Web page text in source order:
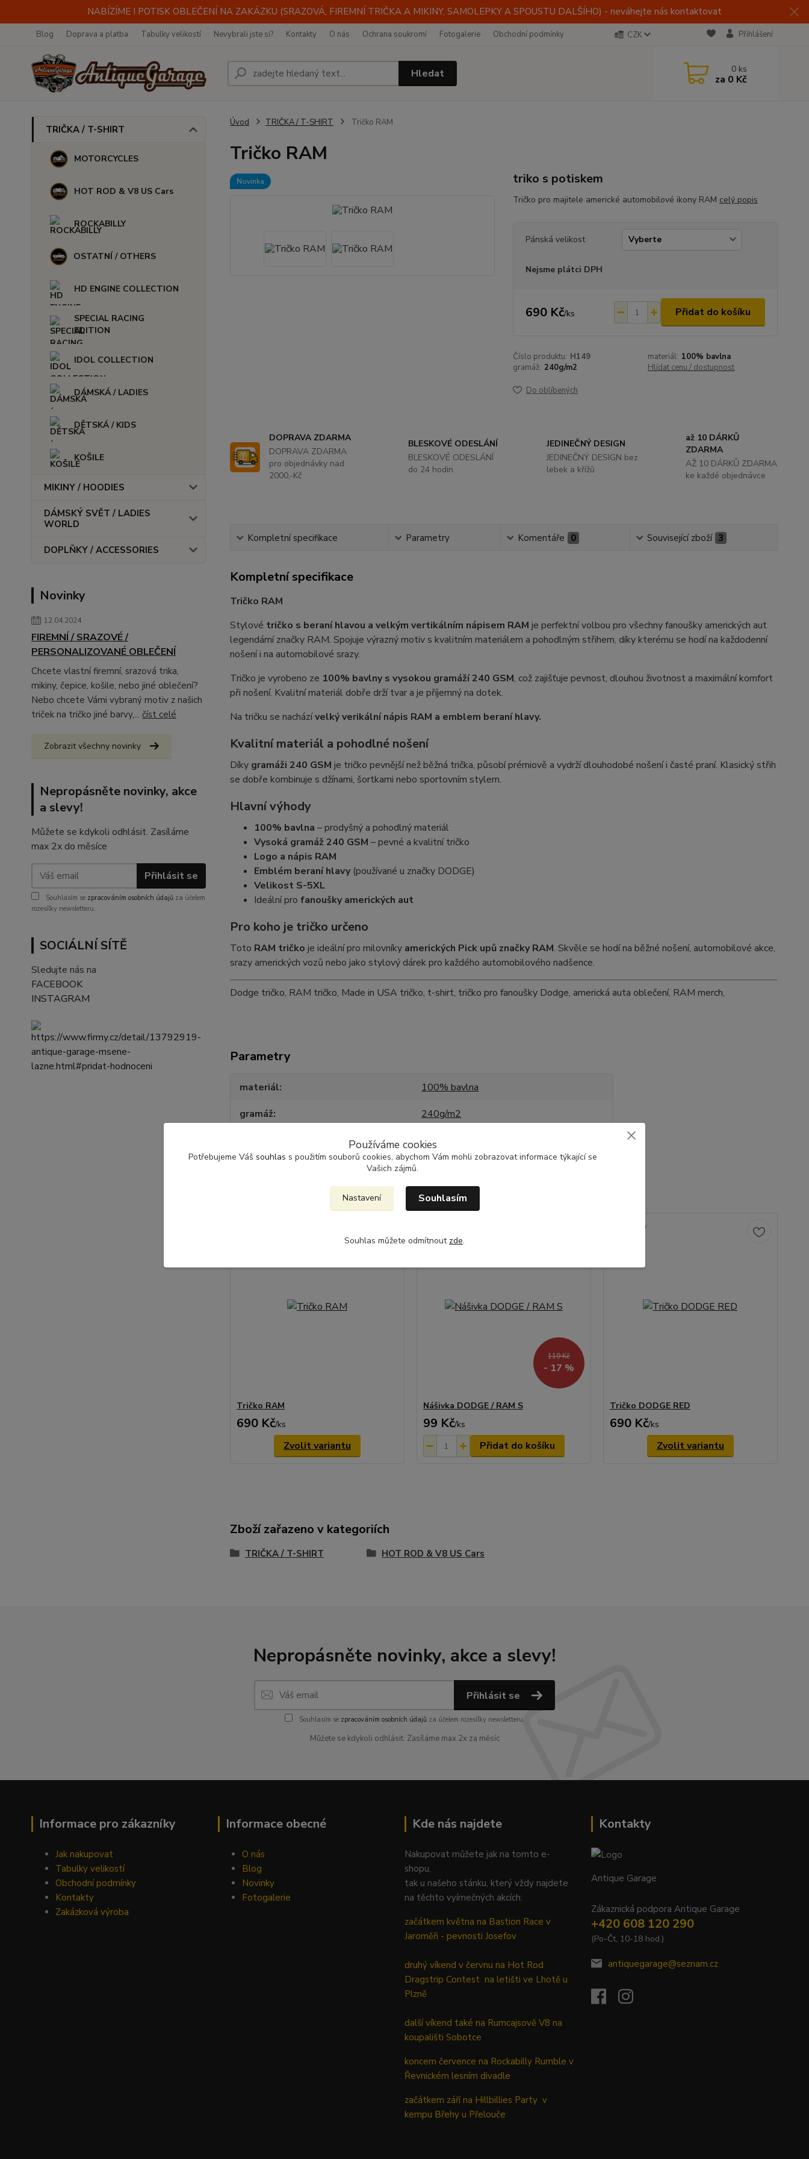
NABÍZÍME I POTISK OBLEČENÍ NA ZAKÁZKU (SRAZOVÁ, FIREMNÍ TRIČKA A MIKINY, SAMOLEPKY A SPOUSTU DALŠÍHO) - neváhejte nás kontaktovat
Blog Doprava a platba Tabulky velikostí Nevybrali jste si? Kontakty O nás Ochrana soukromí Fotogalerie Obchodní podmínky CZK Přihlášení
Hledat 0 ks
za 0 Kč
TRIČKA / T-SHIRT
MOTORCYCLES
HOT ROD & V8 US Cars
ROCKABILLY
OSTATNÍ / OTHERS
HD ENGINE COLLECTION
SPECIAL RACING
EDITION
IDOL COLLECTION
DÁMSKÁ / LADIES
DĚTSKÁ / KIDS
KOŠILE
MIKINY / HOODIES
DÁMSKÝ SVĚT / LADIES
WORLD
DOPLŇKY / ACCESSORIES
Novinky
12.04.2024
FIREMNÍ / SRAZOVÉ /
PERSONALIZOVANÉ OBLEČENÍ
Chcete vlastní firemní, srazová trika,
mikiny, čepice, košile, nebo jiné oblečení?
Nebo chcete Vámi vybraný motiv z našich
triček na tričko jiné barvy,... číst celé
Zobrazit všechny novinky
Nepropásněte novinky, akce
a slevy!
Můžete se kdykoli odhlásit. Zasíláme
max 2x do měsíce
Přihlásit se
Souhlasím se zpracováním osobních údajů za účelem
rozesílky newsletteru.
SOCIÁLNÍ SÍTĚ
Sledujte nás na
FACEBOOK
INSTAGRAM
Úvod TRIČKA / T-SHIRT Tričko RAM
Tričko RAM
Novinka triko s potiskem
Tričko pro majitele americké automobilové ikony RAM celý popis
Pánská velikost
Nejsme plátci DPH
690 Kč/ks Přidat do košíku
Číslo produktu: H149 materiál: 100% bavlna
gramáž: 240g/m2 Hlídat cenu / dostupnost
Do oblíbených
DOPRAVA ZDARMA
DOPRAVA ZDARMA
pro objednávky nad
2000,-Kč
BLESKOVÉ ODESLÁNÍ
BLESKOVÉ ODESLÁNÍ
do 24 hodin
JEDINEČNÝ DESIGN
JEDINEČNÝ DESIGN bez
lebek a křížů
až 10 DÁRKŮ
ZDARMA
AŽ 10 DÁRKŮ ZDARMA
ke každé objednávce
Kompletní specifikace Parametry Komentáře 0 Související zboží 3
Kompletní specifikace
Tričko RAM
Stylové tričko s beraní hlavou a velkým vertikálním nápisem RAM je perfektní volbou pro všechny fanoušky amerických aut
legendární značky RAM. Spojuje výrazný motiv s kvalitním materiálem a pohodlným střihem, díky kterému se hodí na každodenní
nošení i na automobilové srazy.
Tričko je vyrobeno ze 100% bavlny s vysokou gramáží 240 GSM, což zajišťuje pevnost, dlouhou životnost a maximální komfort
při nošení. Kvalitní materiál dobře drží tvar a je příjemný na dotek.
Na tričku se nacházívelký verikální nápis RAM a emblem beraní hlavy.
Kvalitní materiál a pohodlné nošení
Díky gramáži 240 GSM je tričko pevnější než běžná trička, působí prémiově a vydrží dlouhodobé nošení i časté praní. Klasický střih
se dobře kombinuje s džínami, šortkami nebo sportovním stylem.
Hlavní výhody
100% bavlna – prodyšný a pohodlný materiál
Vysoká gramáž 240 GSM – pevné a kvalitní tričko
Logo a nápis RAM
Emblém beraní hlavy(používané u značky DODGE)
Velikost S-5XL
Ideální pro fanoušky amerických aut
Pro koho je tričko určeno
Toto RAM tričko je ideální pro milovníky amerických Pick upů značky RAM. Skvěle se hodí na běžné nošení, automobilové akce,
srazy amerických vozů nebo jako stylový dárek pro každého automobilového nadšence.
Dodge tričko, RAM tričko, Made in USA tričko, t-shirt, tričko pro fanoušky Dodge, americká auta oblečení, RAM merch,
Parametry
materiál
100% bavlna
gramáž
240g/m2
Tričko RAM
690 Kč/ks
Zvolit variantu
Novinka
119 Kč
- 17 %
Nášivka DODGE / RAM S
99 Kč/ks
Přidat do košíku
Tričko DODGE RED
690 Kč/ks
Zvolit variantu
Zboží zařazeno v kategoriích
TRIČKA / T-SHIRT HOT ROD & V8 US Cars
Nepropásněte novinky, akce a slevy!
Přihlásit se
Souhlasím se zpracováním osobních údajůza účelem rozesílky newsletteru.
Můžete se kdykoli odhlásit. Zasíláme max.2x za měsíc
Informace pro zákazníky
Jak nakupovat
Tabulky velikostí
Obchodní podmínky
Kontakty
Zakázková výroba
Informace obecné
O nás
Blog
Novinky
Fotogalerie
Kde nás najdete
Nakupovat můžete jak na tomto e-
shopu,
tak u našeho stánku, který vždy najdete
na těchto vyímečných akcích:
začátkem května na Bastion Race v
Jaroměři - pevnosti Josefov
druhý víkend v červnu na Hot Rod
Dragstrip Contest na letišti ve Lhotě u
Plzně
další víkend také na Rumcajsově V8 na
koupališti Sobotce
koncem července na Rockabilly Rumble v
Řevnickém lesním divadle
začátkem září na Hillbillies Party v
kempu Břehy u Přelouče
Kontakty
Antique Garage
Zákaznická podpora Antique Garage
+420 608 120 290
(Po-Čt, 10-18 hod.)
antiquegarage@seznam.cz
Používáme cookies
Potřebujeme Váš souhlas s použitím souborů cookies, abychom Vám mohli zobrazovat informace týkající se
Vašich zájmů.
Nastavení Souhlasím
Souhlas můžete odmítnout zde.